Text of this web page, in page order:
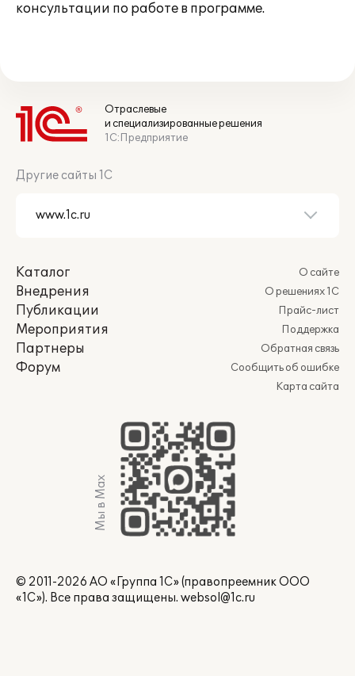
консультации по работе в программе.
Отраслевые
и специализированные решения
1С:Предприятие
Другие сайты 1С
Каталог
Внедрения
Публикации
Мероприятия
Партнеры
Форум
О сайте
О решениях 1С
Прайс-лист
Поддержка
Обратная связь
Сообщить об ошибке
Карта сайта
Мы в Max
© 2011-2026 АО «Группа 1С» (правопреемник ООО
«1С»). Все права защищены. websol@1c.ru